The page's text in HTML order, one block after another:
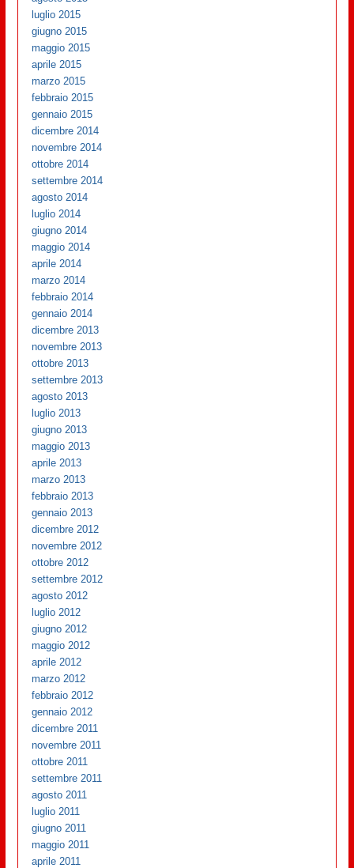
luglio 2015
giugno 2015
maggio 2015
aprile 2015
marzo 2015
febbraio 2015
gennaio 2015
dicembre 2014
novembre 2014
ottobre 2014
settembre 2014
agosto 2014
luglio 2014
giugno 2014
maggio 2014
aprile 2014
marzo 2014
febbraio 2014
gennaio 2014
dicembre 2013
novembre 2013
ottobre 2013
settembre 2013
agosto 2013
luglio 2013
giugno 2013
maggio 2013
aprile 2013
marzo 2013
febbraio 2013
gennaio 2013
dicembre 2012
novembre 2012
ottobre 2012
settembre 2012
agosto 2012
luglio 2012
giugno 2012
maggio 2012
aprile 2012
marzo 2012
febbraio 2012
gennaio 2012
dicembre 2011
novembre 2011
ottobre 2011
settembre 2011
agosto 2011
luglio 2011
giugno 2011
maggio 2011
aprile 2011